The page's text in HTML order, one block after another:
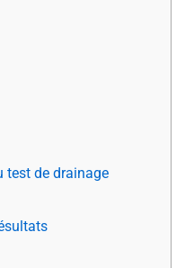
test de drainage